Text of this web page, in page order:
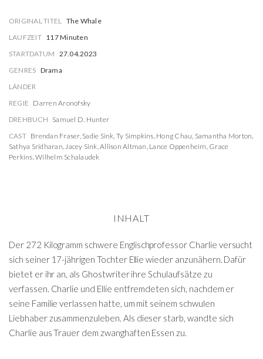
ORIGINAL TITEL The Whale
LAUFZEIT 117 Minuten
STARTDATUM 27.04.2023
GENRES Drama
LÄNDER
REGIE Darren Aronofsky
DREHBUCH Samuel D. Hunter
CAST Brendan Fraser, Sadie Sink, Ty Simpkins, Hong Chau, Samantha Morton,
Sathya Sridharan,Jacey Sink,Allison Altman, Lance Oppenheim, Grace
Perkins,Wilhelm Schalaudek
INHALT
Der 272 Kilogramm schwere Englischprofessor Charlie versucht
sich seiner 17-jährigen Tochter Ellie wieder anzunähern. Dafür
bietet er ihr an, als Ghostwriter ihre Schulaufsätze zu
verfassen. Charlie und Ellie entfremdeten sich, nachdem er
seine Familie verlassen hatte, um mit seinem schwulen
Liebhaber zusammenzuleben. Als dieser starb, wandte sich
Charlie aus Trauer dem zwanghaften Essen zu.